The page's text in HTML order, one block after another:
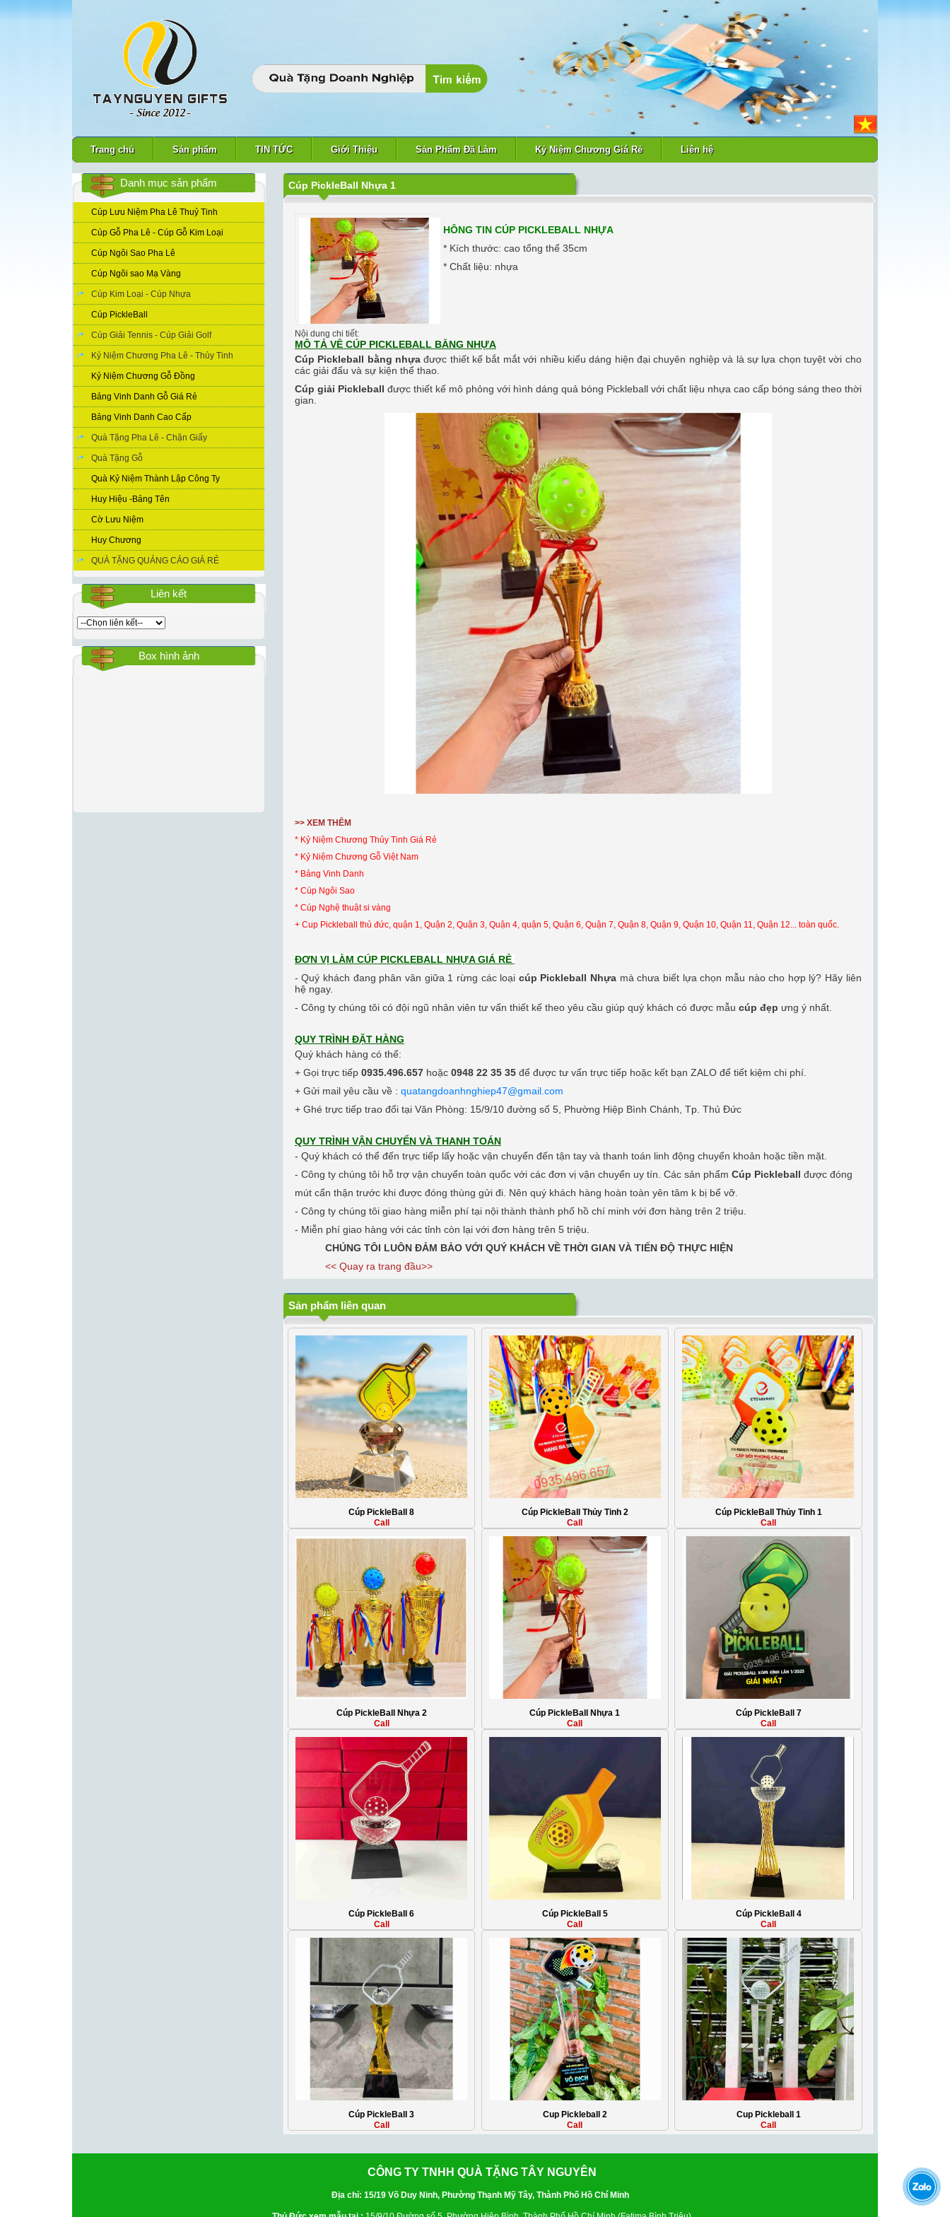
Trang chủ Sản phẩm TIN TỨC Giới Thiệu Sản Phẩm Đã Làm Kỷ Niệm Chương Giá Rẻ Liên hệ
Danh mục sản phẩm
Cúp Lưu Niệm Pha Lê Thuỷ Tinh
Cúp Gỗ Pha Lê - Cúp Gỗ Kim Loại
Cúp Ngôi Sao Pha Lê
Cúp Ngôi sao Mạ Vàng
Cúp Kim Loại - Cúp Nhựa
Cúp PickleBall
Cúp Giải Tennis - Cúp Giải Golf
Kỷ Niệm Chương Pha Lê - Thủy Tinh
Kỷ Niệm Chương Gỗ Đồng
Bảng Vinh Danh Gỗ Giá Rẻ
Bảng Vinh Danh Cao Cấp
Quà Tặng Pha Lê - Chặn Giấy
Quà Tặng Gỗ
Quà Kỷ Niệm Thành Lập Công Ty
Huy Hiệu -Bảng Tên
Cờ Lưu Niệm
Huy Chương
QUÀ TẶNG QUẢNG CÁO GIÁ RẺ
Liên kết
Box hình ảnh
Cúp PickleBall Nhựa 1
HÔNG TIN CÚP PICKLEBALL NHỰA
* Kích thước: cao tổng thể 35cm
* Chất liệu: nhựa
Nội dung chi tiết:
MÔ TẢ VỀ CÚP PICKLEBALL BẰNG NHỰA
Cúp Pickleball bằng nhựađược thiết kế bắt mắt với nhiều kiểu dáng hiện đại chuyên nghiệp và là sự lựa chọn tuyệt vời cho
các giải đấu và sự kiện thể thao.
Cúp giải Pickleball được thiết kế mô phỏng với hình dáng quả bóng Pickleball với chất liệu nhựa cao cấp bóng sáng theo thời
gian.
>> XEM THÊM
* Kỷ Niệm Chương Thủy Tinh Giá Rẻ
* Kỷ Niệm Chương Gỗ Việt Nam
* Bảng Vinh Danh
* Cúp Ngôi Sao
* Cúp Nghệ thuật si vàng
+ Cup Pickleball thủ đức, quận 1, Quận 2, Quận 3, Quận 4, quận 5, Quận 6, Quận 7, Quận 8, Quận 9, Quận 10, Quận 11, Quận 12... toàn quốc.
ĐƠN VỊ LÀM CÚP PICKLEBALL NHỰA GIÁ RẺ
- Quý khách đang phân vân giữa 1 rừng các loại cúp Pickleball Nhựa mà chưa biết lựa chọn mẫu nào cho hợp lý? Hãy liên
hệ ngay.
- Công ty chúng tôi có đội ngũ nhân viên tư vấn thiết kế theo yêu cầu giúp quý khách có được mẫu cúp đẹp ưng ý nhất.
QUY TRÌNH ĐẶT HÀNG
Quý khách hàng có thể:
+ Gọi trực tiếp 0935.496.657hoặc 0948 22 35 35 để được tư vấn trực tiếp hoặc kết bạn ZALO để tiết kiệm chi phí.
+ Gửi mail yêu cầu về : quatangdoanhnghiep47@gmail.com
+ Ghé trực tiếp trao đổi tại Văn Phòng: 15/9/10 đường số 5, Phường Hiệp Bình Chánh, Tp. Thủ Đức
QUY TRÌNH VẬN CHUYỂN VÀ THANH TOÁN
- Quý khách có thể đến trực tiếp lấy hoặc vận chuyển đến tận tay và thanh toán linh động chuyển khoản hoặc tiền mặt.
- Công ty chúng tôi hỗ trợ vận chuyển toàn quốc với các đơn vị vận chuyển uy tín. Các sản phẩm Cúp Pickleball được đóng
mút cẩn thận trước khi được đóng thùng gửi đi. Nên quý khách hàng hoàn toàn yên tâm k bị bể vỡ.
- Công ty chúng tôi giao hàng miễn phí tại nội thành thành phố hồ chí minh với đơn hàng trên 2 triệu.
- Miễn phí giao hàng với các tỉnh còn lại với đơn hàng trên 5 triệu.
CHÚNG TÔI LUÔN ĐẢM BẢO VỚI QUÝ KHÁCH VỀ THỜI GIAN VÀ TIẾN ĐỘ THỰC HIỆN
<< Quay ra trang đầu>>
Sản phẩm liên quan
Cúp PickleBall 8
Call
Cúp PickleBall Thủy Tinh 2
Call
Cúp PickleBall Thủy Tinh 1
Call
Cúp PickleBall Nhựa 2
Call
Cúp PickleBall Nhựa 1
Call
Cúp PickleBall 7
Call
Cúp PickleBall 6
Call
Cúp PickleBall 5
Call
Cúp PickleBall 4
Call
Cúp PickleBall 3
Call
Cup Pickleball 2
Call
Cup Pickleball 1
Call
CÔNG TY TNHH QUÀ TẶNG TÂY NGUYÊN
Địa chỉ: 15/19 Võ Duy Ninh, Phường Thạnh Mỹ Tây, Thành Phố Hồ Chí Minh